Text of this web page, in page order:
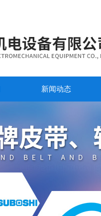
新闻动态